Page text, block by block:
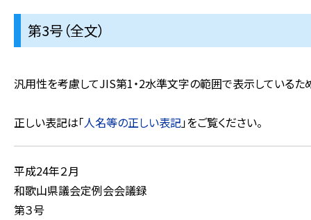
第3号（全文）
汎用性を考慮してJIS第1・2水準文字の範囲で表示しているた
正しい表記は「人名等の正しい表記」をご覧ください。
平成24年２月
和歌山県議会定例会会議録
第３号